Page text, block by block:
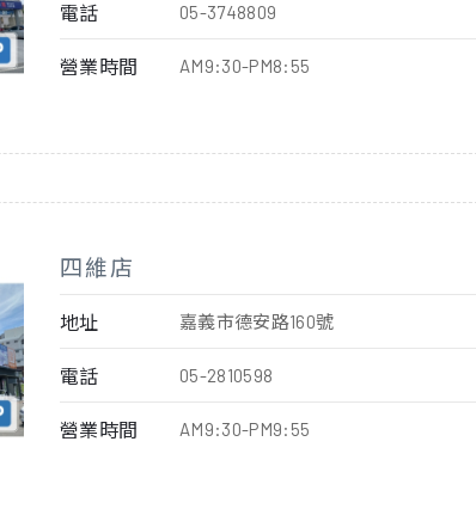
營業時間 AM9:30-PM8:55
電話 05-3748809
四維店
營業時間 AM9:30-PM9:55
電話 05-2810598
地址 嘉義市德安路160號